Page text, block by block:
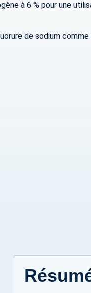
à 6 % pour une
de sodium comme